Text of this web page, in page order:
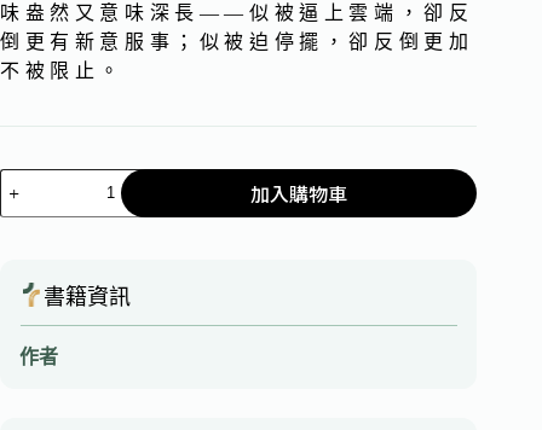
味盎然又意味深長——似被逼上雲端，卻反
倒更有新意服事；似被迫停擺，卻反倒更加
不被限止。
加入購物車
書籍資訊
作者